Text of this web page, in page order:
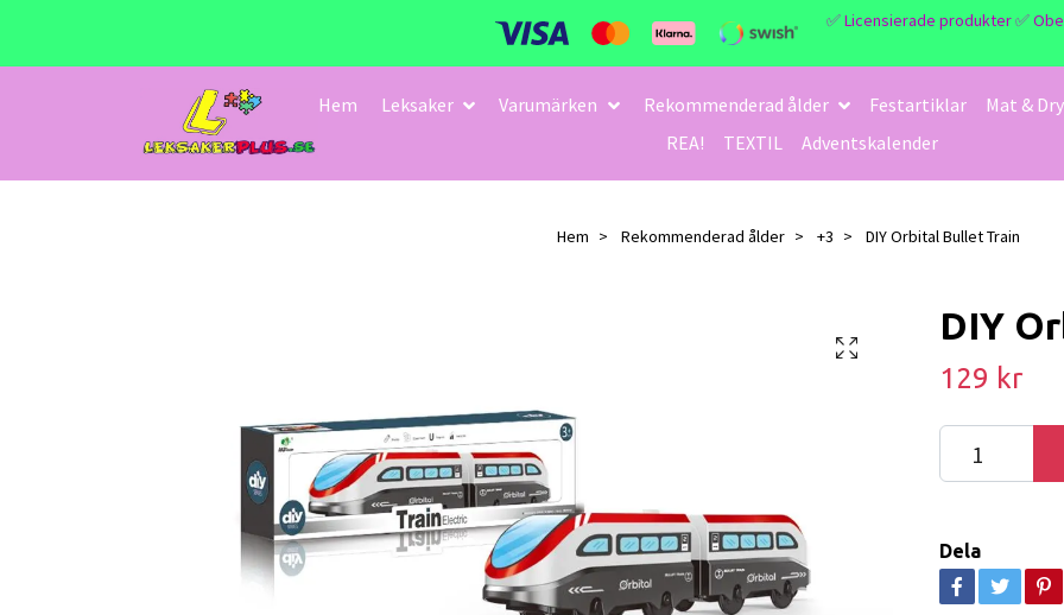
✅ Licensierade produkter ✅
Hem Leksaker Varumärken Rekommenderad ålder Festartiklar Mat &
REA!
TEXTIL Adventskalender
Hem Rekommenderad ålder +3 DIY Orbital Bullet Train
DIY
129 kr
Dela